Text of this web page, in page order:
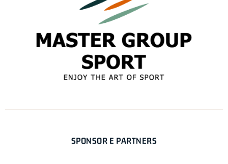
SPONSOR E PARTNERS